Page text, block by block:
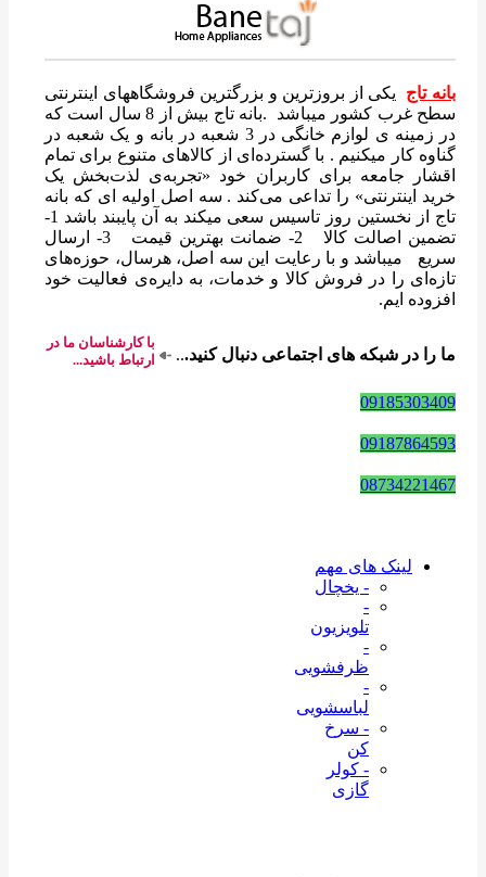
بانه تاج یکی از بروزترین و بزرگترین فروشگاههای اینترنتی
سطح غرب کشور میباشد .بانه تاج بیش از 8 سال است که
در زمینه ی لوازم خانگی در 3 شعبه در بانه و یک شعبه در
گناوه کار میکنیم . با گسترده‌ای از کالاهای متنوع برای تمام
اقشار جامعه برای کاربران خود «تجربه‌ی لذت‌بخش یک
خرید اینترنتی» را تداعی می‌کند . سه اصل اولیه ای که بانه
تاج از نخستین روز تاسیس سعی میکند به آن پایبند باشد 1-
تضمین اصالت کالا 2- ضمانت بهترین قیمت 3- ارسال
سریع میباشد و با رعایت این سه اصل، هرسال، حوزه‌های
تازه‌ای را در فروش کالا و خدمات، به دایره‌ی فعالیت خود
افزوده ایم.
ما را در شبکه های اجتماعی دنبال کنید...
با کارشناسان ما در
ارتباط باشید...
09185303409
09187864593
08734221467
لینک های مهم
- یخچال
-
تلویزیون
-
ظرفشویی
-
لباسشویی
- سرخ
کن
- کولر
گازی